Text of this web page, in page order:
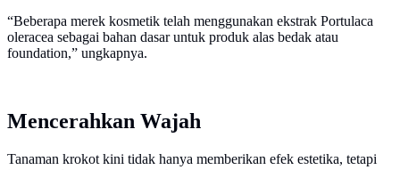
“Beberapa merek kosmetik telah menggunakan ekstrak Portulaca
oleracea sebagai bahan dasar untuk produk alas bedak atau
foundation,” ungkapnya.
Mencerahkan Wajah
Tanaman krokot kini tidak hanya memberikan efek estetika, tetapi